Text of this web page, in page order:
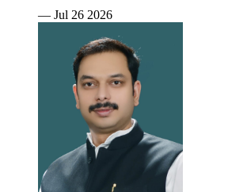
— Jul 26 2026